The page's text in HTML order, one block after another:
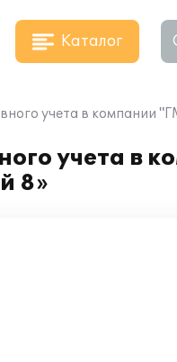
Каталог
учета в компании
учета
8»